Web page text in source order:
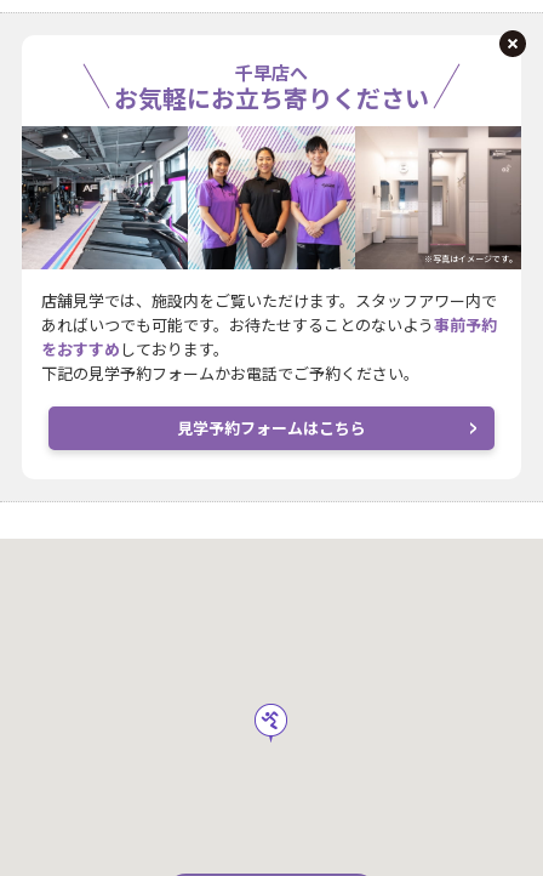
千早店へ
お気軽にお立ち寄りください
※写真はイメージです。
店舗見学では、施設内をご覧いただけます。スタッフアワー内で
あればいつでも可能です。お待たせすることのないよう事前予約
をおすすめ しております。
下記の見学予約フォームかお電話でご予約ください。
見学予約フォームはこちら